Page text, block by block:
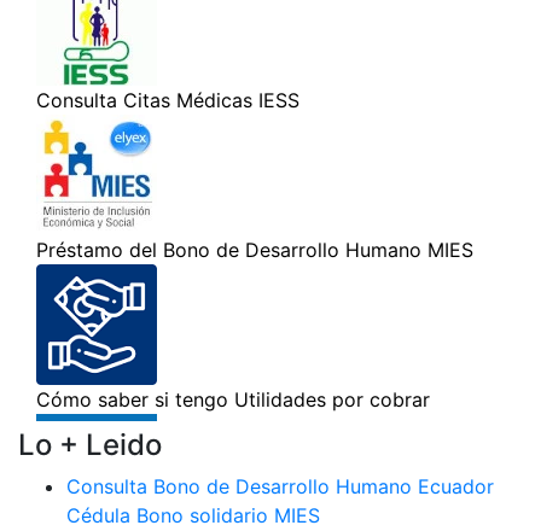
Lo + Leido
Consulta Bono de Desarrollo Humano Ecuador
Cédula Bono solidario MIES